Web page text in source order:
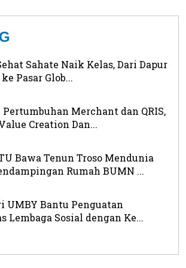
Sahate Naik Kelas, Dari Dapur
Pasar Glob...
Pertumbuhan Merchant dan QRIS,
Creation Dan...
Bawa Tenun Troso Mendunia
Rumah BUMN ...
UMBY Bantu Penguatan
Lembaga Sosial dengan Ke...